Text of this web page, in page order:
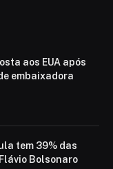
aos EUA após
embaixadora
tem 39% das
Bolsonaro